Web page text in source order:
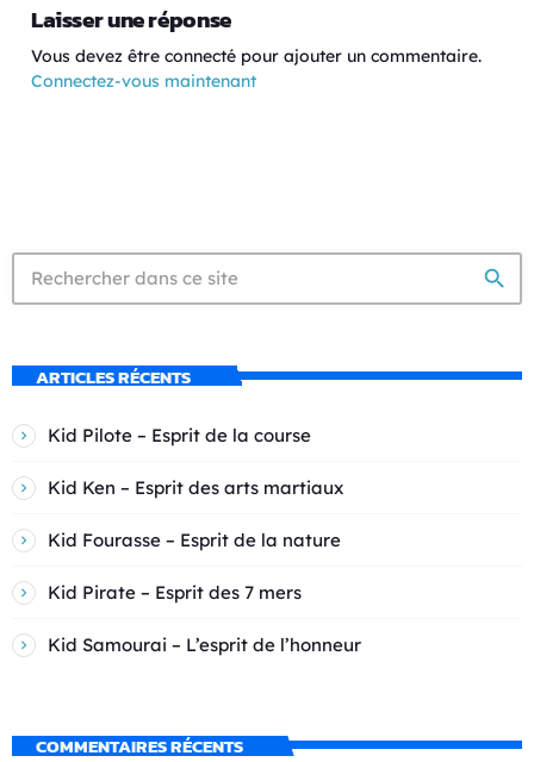
Laisser une réponse
Vous devez être connecté pour ajouter un commentaire.
Connectez-vous maintenant
search
ARTICLES RÉCENTS
Kid Pilote – Esprit de la course
Kid Ken – Esprit des arts martiaux
Kid Fourasse – Esprit de la nature
Kid Pirate – Esprit des 7 mers
Kid Samourai – L’esprit de l’honneur
COMMENTAIRES RÉCENTS